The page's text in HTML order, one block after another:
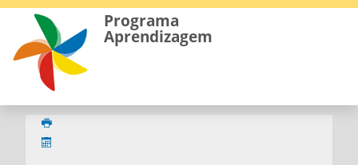
Programa
Aprendizagem